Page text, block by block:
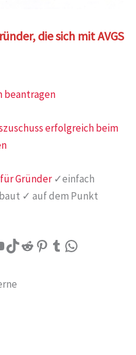
die sich mit AVGS
beantragen
erfolgreich beim
Gründer✓einfach
✓ auf dem Punkt
TikTok
Reddit
Pinterest
Tumblr
WhatsApp